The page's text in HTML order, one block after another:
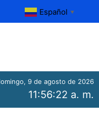
Español ▼
9 de agosto de 2026
11:56:22 a. m.